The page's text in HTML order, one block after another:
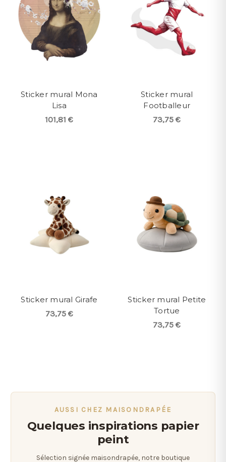
Sticker mural Mona
Lisa
101,81 €
Sticker mural
Footballeur
73,75 €
Sticker mural Girafe
73,75 €
Sticker mural Petite
Tortue
73,75 €
AUSSI CHEZ MAISONDRAPÉE
Quelques inspirations papier
peint
Sélection signée maisondrapée, notre boutique